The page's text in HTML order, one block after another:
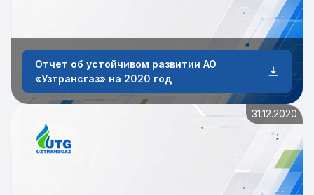
Отчет об устойчивом развитии АО
«Узтрансгаз» на 2020 год
31.12.2020